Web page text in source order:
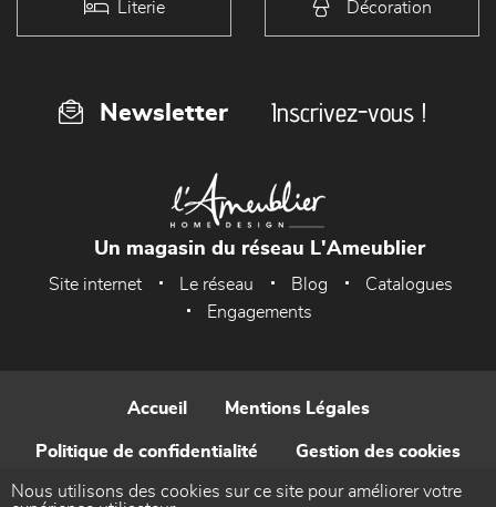
Literie Décoration
Newsletter Inscrivez-vous !
Un magasin du réseau L'Ameublier
Site internet Le réseau Blog
Catalogues
Engagements
Accueil Mentions Légales
Politique de confidentialité Gestion des cookies
Contact
Nous utilisons des cookies sur ce site pour améliorer votre